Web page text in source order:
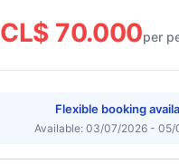
CL$ 70.000per
Flexible booking
Available: 03/07/2026 - 05/